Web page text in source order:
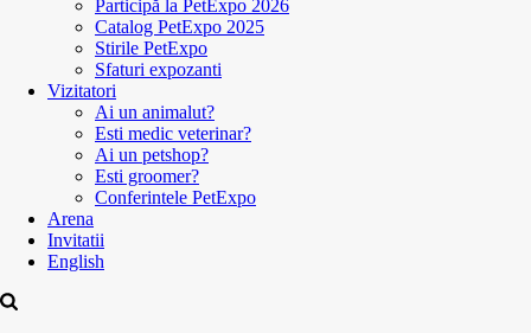
Participă la PetExpo 2026
Catalog PetExpo 2025
Stirile PetExpo
Sfaturi expozanti
Vizitatori
Ai un animalut?
Esti medic veterinar?
Ai un petshop?
Esti groomer?
Conferintele PetExpo
Arena
Invitatii
English